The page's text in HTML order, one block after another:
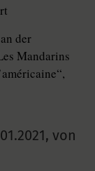
der
Mandarins
, von